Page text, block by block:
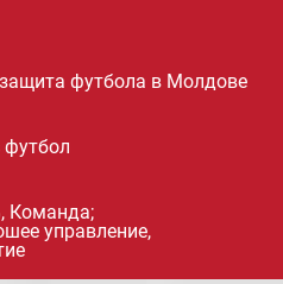
футбола в Молдове
футбол
Команда;
управление,